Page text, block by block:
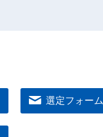
選定フォーム